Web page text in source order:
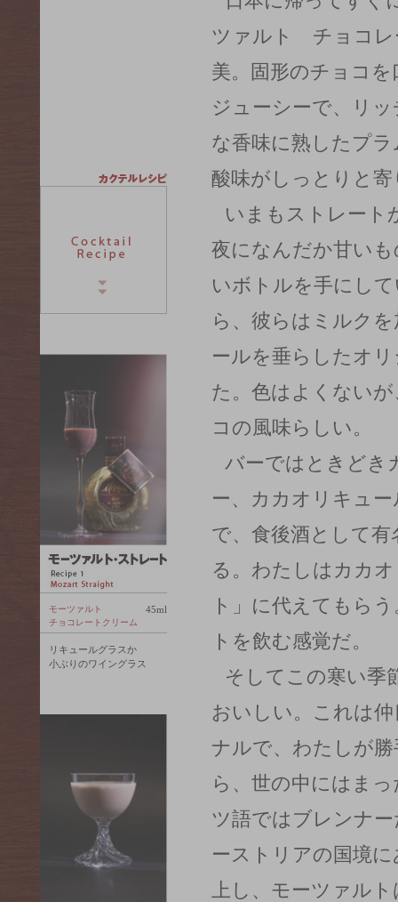
モーツァルト
チョコレートクリーム
45ml
リキュールグラスか
小ぶりのワイングラス
ツァルト チョコレ
美。固形のチョコ
ジューシーで、リ
な香味に熟したプ
酸味がしっとりと
いまもストレート
夜になんだか甘い
いボトルを手にし
ら、彼らはミルク
ールを垂らしたオ
た。色はよくない
コの風味らしい。
バーではときどき
ー、カカオリキュ
で、食後酒として
る。わたしはカカ
ト」に代えてもら
トを飲む感覚だ。
そしてこの寒い季
おいしい。これは
ナルで、わたしが
ら、世の中にはま
ツ語ではブレンナ
ーストリアの国境
上し、モーツァル